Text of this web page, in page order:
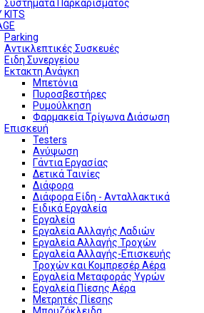
Συστήματα Παρκαρίσματος
KITS
Parking
Αντικλεπτικές Συσκευές
Ειδη Συνεργείου
Εκτακτη Ανάγκη
Μπετόνια
Πυροσβεστήρες
Ρυμούλκηση
Φαρμακεία Τρίγωνα Διάσωση
Επισκευή
Testers
Ανύψωση
Γάντια Εργασίας
Δετικά Ταινίες
Διάφορα
Διάφορα Είδη - Ανταλλακτικά
Ειδικά Εργαλεία
Εργαλεία
Εργαλεία Αλλαγής Λαδιών
Εργαλεία Αλλαγής Τροχών
Εργαλεία Αλλαγής-Επισκευής
Τροχών και Κομπρεσέρ Αέρα
Εργαλεία Μεταφοράς Υγρών
Εργαλεία Πίεσης Αέρα
Μετρητές Πίεσης